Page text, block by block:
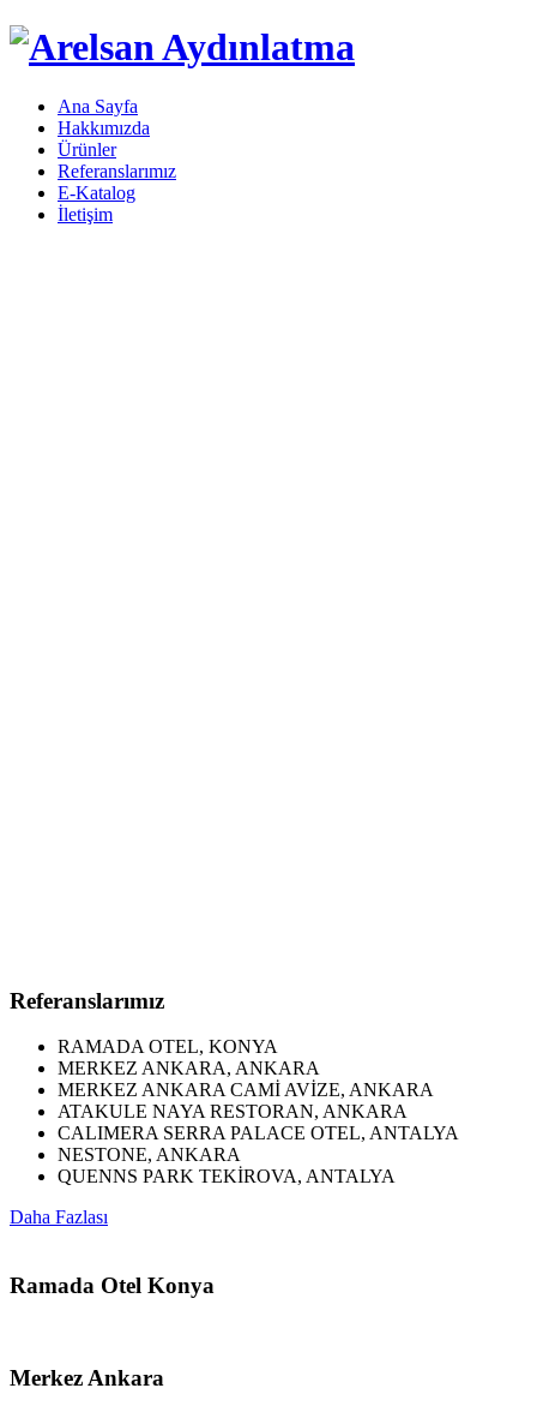
Ana Sayfa
Hakkımızda
Ürünler
Referanslarımız
E-Katalog
İletişim
Referanslarımız
RAMADA OTEL, KONYA
MERKEZ ANKARA, ANKARA
MERKEZ ANKARA CAMİ AVİZE, ANKARA
ATAKULE NAYA RESTORAN, ANKARA
CALIMERA SERRA PALACE OTEL, ANTALYA
NESTONE, ANKARA
QUENNS PARK TEKİROVA, ANTALYA
Daha Fazlası
Ramada Otel Konya
Merkez Ankara